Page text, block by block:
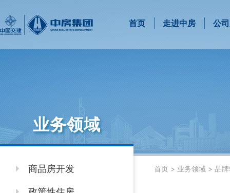
首页 走进中房 公
业务领域
商品房开发 首页 > 业务领域 > 品